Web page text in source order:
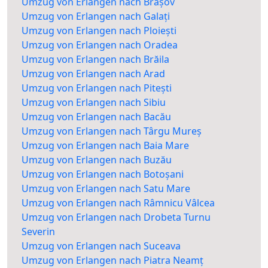
Umzug von Erlangen nach Galați
Umzug von Erlangen nach Ploiești
Umzug von Erlangen nach Oradea
Umzug von Erlangen nach Brăila
Umzug von Erlangen nach Arad
Umzug von Erlangen nach Pitești
Umzug von Erlangen nach Sibiu
Umzug von Erlangen nach Bacău
Umzug von Erlangen nach Târgu Mureș
Umzug von Erlangen nach Baia Mare
Umzug von Erlangen nach Buzău
Umzug von Erlangen nach Botoșani
Umzug von Erlangen nach Satu Mare
Umzug von Erlangen nach Râmnicu Vâlcea
Umzug von Erlangen nach Drobeta Turnu
Severin
Umzug von Erlangen nach Suceava
Umzug von Erlangen nach Piatra Neamț